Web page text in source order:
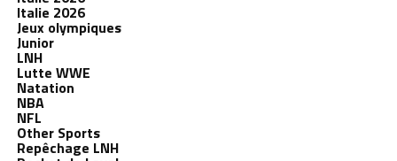
Italie 2026
Jeux olympiques
Junior
LNH
Lutte WWE
Natation
NBA
NFL
Other Sports
Repêchage LNH